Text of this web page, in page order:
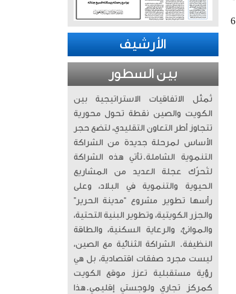
وبهدفه هذا، رفع ميسي عدد أهدافه هذا العام مع إنتر ميامي إلى 5 في 5 مباريات بينما سجل سواريز 4 أهداف في 6
الأرشيف
بين السطور
تُمثّل الاتفاقيات الاستراتيجية بين
الكويت والصين نقطة تحول محورية
تتجاوز أطر التعاون التقليدي، لتضع حجر
الأساس لمرحلة جديدة من الشراكة
التنموية الشاملة. ​تأتي هذه الشراكة
لتُحرّك عجلة العديد من المشاريع
الحيوية والتنموية في البلاد، وعلى
رأسها تطوير مشروع “مدينة الحرير”
والجزر الكويتية، وتطوير البنية التحتية،
والموانئ، والرعاية السكنية، والطاقة
النظيفة. الشراكة الثنائية مع الصين،
ليست مجرد صفقات اقتصادية، بل هي
رؤية مستقبلية تعزز موقع الكويت
كمركز تجاري ولوجستي إقليمي. ​هذا